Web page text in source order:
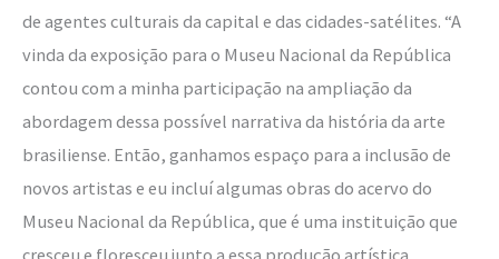
de agentes culturais da capital e das cidades-satélites. “A
vinda da exposição para o Museu Nacional da República
contou com a minha participação na ampliação da
abordagem dessa possível narrativa da história da arte
brasiliense. Então, ganhamos espaço para a inclusão de
novos artistas e eu incluí algumas obras do acervo do
Museu Nacional da República, que é uma instituição que
cresceu e floresceu junto a essa produção artística